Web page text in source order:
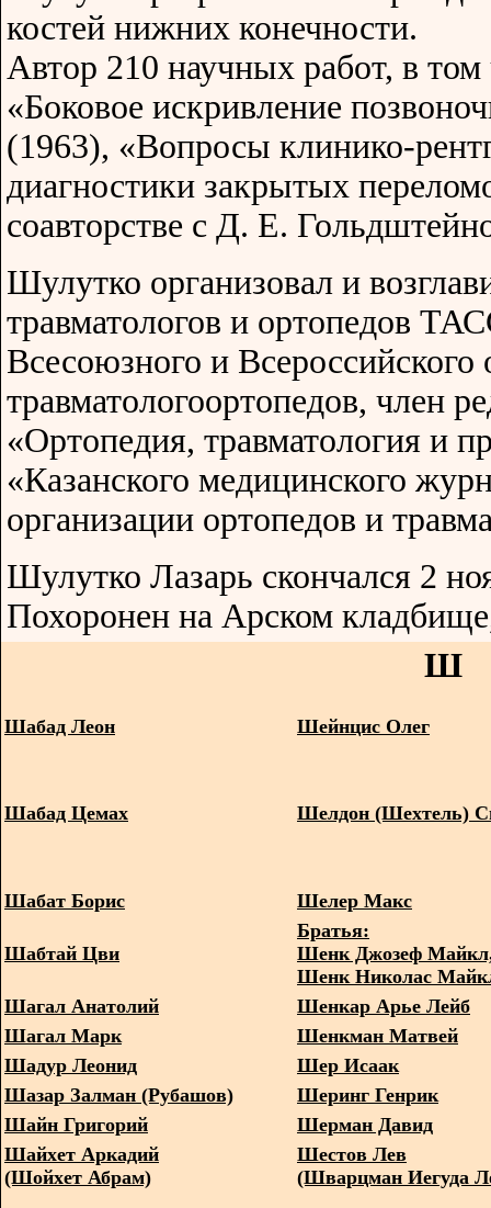
костей нижних конечности.
Автор 210 научных работ, в
«Боковое искривление
(1963), «Вопросы клинико-
диагностики закрытых
соавторстве с Д. Е.
Шулутко организовал и
травматологов и ортопедов
Всесоюзного и Всероссийского
травматологоортопедов, член
«Ортопедия, травматология и
«Казанского медицинского
организации ортопедов и
Шулутко Лазарь скончался 2
Похоронен на Арском
Ш
Шабад Леон Шейнцис Олег
Шабад Цемах Шелдон (Шехтель)
Шабат Борис Шелер Макс
Шабтай Цви
Братья:
Шенк Джозеф
Шенк Николас
Шагал Анатолий
Шенкар Арье Лейб
Шагал Марк
Шенкман Матвей
Шадур Леонид
Шер Исаак
Шазар Залман (Рубашов)
Шеринг Генрик
Шайн Григорий
Шерман Давид
Шайхет Аркадий
(Шойхет Абрам)
Шестов Лев
(Шварцман Иегуда